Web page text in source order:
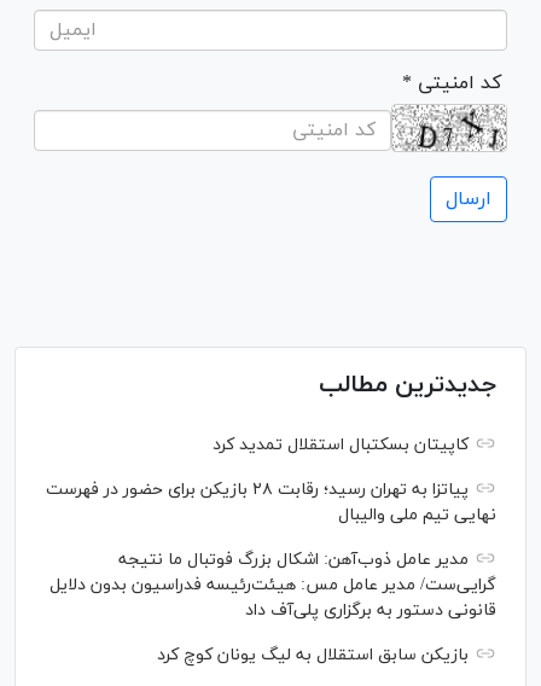
* کد امنیتی
جدیدترین مطالب
کاپیتان بسکتبال استقلال تمدید کرد
پیاتزا به تهران رسید؛ رقابت ۲۸ بازیکن برای حضور در فهرست
نهایی تیم ملی والیبال
مدیر عامل ذوب‌آهن: اشکال بزرگ فوتبال ما نتیجه
گرایی‌ست/ مدیر عامل مس: هیئت‌رئیسه فدراسیون بدون دلایل
قانونی دستور به برگزاری پلی‌آف داد
بازیکن سابق استقلال به لیگ یونان کوچ کرد